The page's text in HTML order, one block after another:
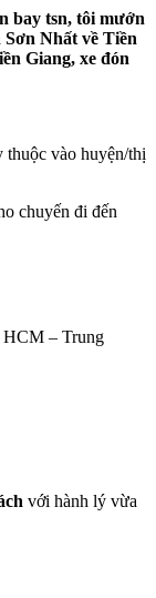
bay tsn, tôi mướn
Sơn Nhất về Tiền
Giang, xe đón
thuộc vào huyện/thị
chuyến đi đến
HCM – Trung
với hành lý vừa